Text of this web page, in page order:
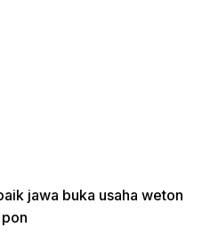
jawa buka usaha weton